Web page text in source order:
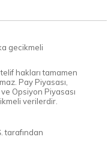
gecikmeli
hakları tamamen
Pay Piyasası,
Opsiyon Piyasası
verilerdir.
tarafından